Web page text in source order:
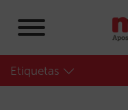
Etiquetas